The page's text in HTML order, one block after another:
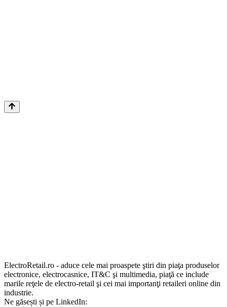
ElectroRetail.ro - aduce cele mai proaspete ştiri din piaţa produselor
electronice, electrocasnice, IT&C şi multimedia, piaţă ce include
marile reţele de electro-retail şi cei mai importanţi retaileri online din
industrie.
Ne găsești și pe LinkedIn: